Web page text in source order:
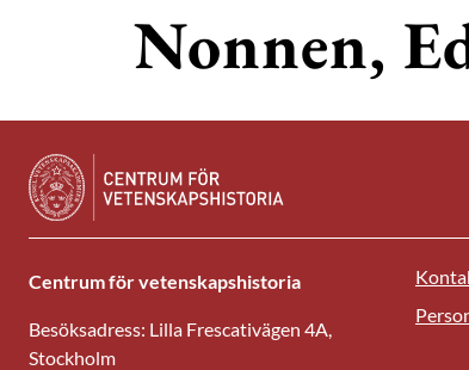
Nonnen,
Centrum för vetenskapshistoria
Besöksadress: Lilla Frescativägen 4A,
Stockholm